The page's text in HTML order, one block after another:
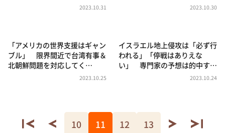
2023.10.31 2023.10.30
「アメリカの世界支援はギャン
ブル」 限界間近で台湾有事＆
北朝鮮問題を対応してく…
2023.10.25
イスラエル地上侵攻は「必ず行
われる」「停戦はありえな
い」 専門家の予想は的中す…
2023.10.24
10 11 12 13